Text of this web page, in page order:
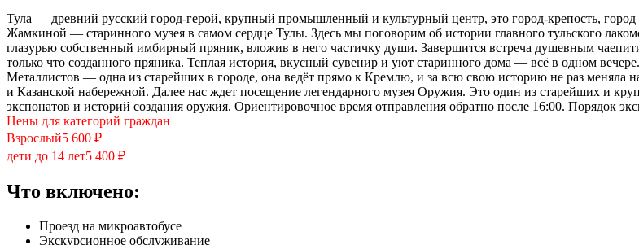
Тула — древний русский город-герой, крупный промышленный и культурный центр, это город-крепость,
Жамкиной — старинного музея в самом сердце Тулы. Здесь мы поговорим об истории главного тульского
глазурью собственный имбирный пряник, вложив в него частичку души. Завершится встреча душевным
только что созданного пряника. Теплая история, вкусный сувенир и уют старинного дома — всё в одном
Металлистов — одна из старейших в городе, она ведёт прямо к Кремлю, и за всю свою историю не раз
и Казанской набережной. Далее нас ждет посещение легендарного музея Оружия. Это один из старейших и
экспонатов и историй создания оружия. Ориентировочное время отправления обратно после 16:00. Порядок
Цены для категорий граждан
Взрослый5 600 ₽
дети до 14 лет5 400 ₽
Что включено:
Проезд на микроавтобусе
Экскурсионное обслуживание